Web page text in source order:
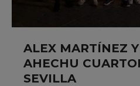
ALEX MARTÍNEZ
AHECHU
SEVILLA